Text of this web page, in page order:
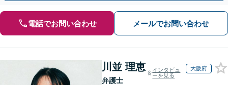
電話でお問い合わせ メールでお問い合わせ
川並 理恵
弁護士
インタビュ
ーを見る
大阪府